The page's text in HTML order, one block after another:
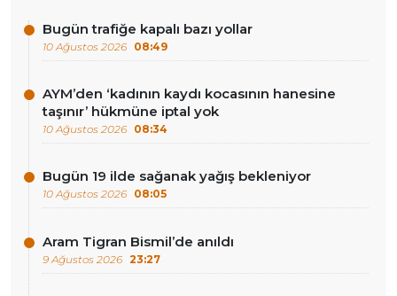
Bugün trafiğe kapalı bazı yollar
10 Ağustos 2026 08:49
AYM’den ‘kadının kaydı kocasının hanesine
taşınır’ hükmüne iptal yok
10 Ağustos 2026 08:34
Bugün 19 ilde sağanak yağış bekleniyor
10 Ağustos 2026 08:05
Aram Tigran Bismil’de anıldı
9 Ağustos 2026 23:27